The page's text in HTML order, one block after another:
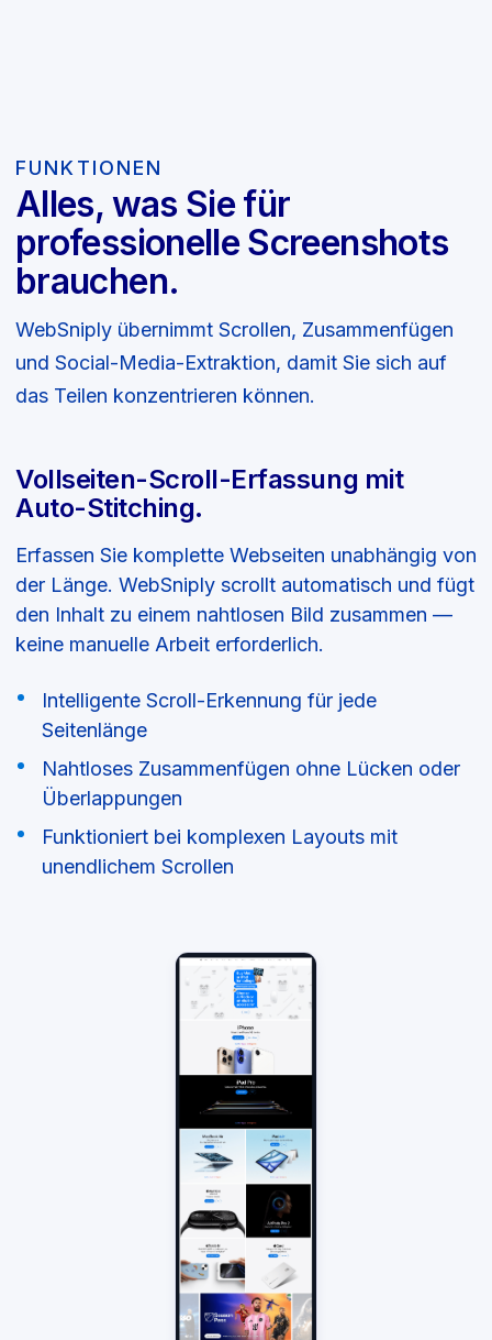
FUNKTIONEN
Alles, was Sie für
professionelle Screenshots
brauchen.
WebSniply übernimmt Scrollen, Zusammenfügen
und Social-Media-Extraktion, damit Sie sich auf
das Teilen konzentrieren können.
Vollseiten-Scroll-Erfassung mit
Auto-Stitching.
Erfassen Sie komplette Webseiten unabhängig von
der Länge. WebSniply scrollt automatisch und fügt
den Inhalt zu einem nahtlosen Bild zusammen —
keine manuelle Arbeit erforderlich.
Intelligente Scroll-Erkennung für jede
Seitenlänge
Nahtloses Zusammenfügen ohne Lücken oder
Überlappungen
Funktioniert bei komplexen Layouts mit
unendlichem Scrollen